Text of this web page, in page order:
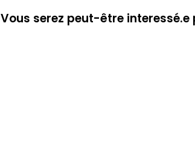
Vous serez peut-être